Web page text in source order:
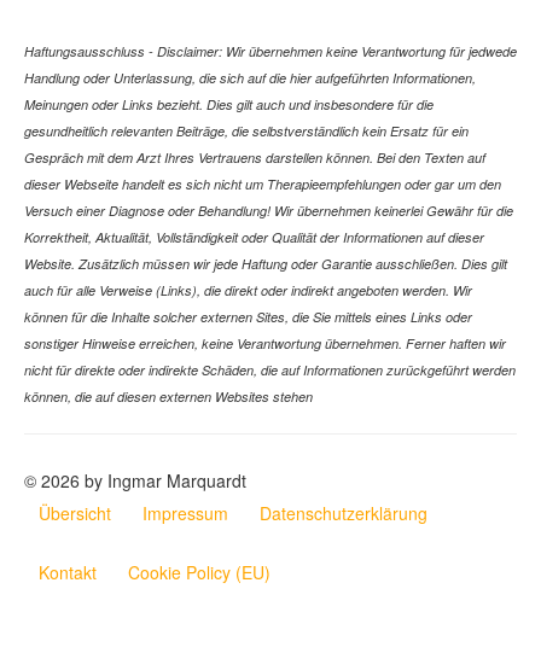
Haftungsausschluss - Disclaimer: Wir übernehmen keine Verantwortung für jedwede
Handlung oder Unterlassung, die sich auf die hier aufgeführten Informationen,
Meinungen oder Links bezieht. Dies gilt auch und insbesondere für die
gesundheitlich relevanten Beiträge, die selbstverständlich kein Ersatz für ein
Gespräch mit dem Arzt Ihres Vertrauens darstellen können. Bei den Texten auf
dieser Webseite handelt es sich nicht um Therapieempfehlungen oder gar um den
Versuch einer Diagnose oder Behandlung! Wir übernehmen keinerlei Gewähr für die
Korrektheit, Aktualität, Vollständigkeit oder Qualität der Informationen auf dieser
Website. Zusätzlich müssen wir jede Haftung oder Garantie ausschließen. Dies gilt
auch für alle Verweise (Links), die direkt oder indirekt angeboten werden. Wir
können für die Inhalte solcher externen Sites, die Sie mittels eines Links oder
sonstiger Hinweise erreichen, keine Verantwortung übernehmen. Ferner haften wir
nicht für direkte oder indirekte Schäden, die auf Informationen zurückgeführt werden
können, die auf diesen externen Websites stehen
© 2026 by Ingmar Marquardt
Übersicht
Impressum Datenschutzerklärung
Kontakt Cookie Policy (EU)